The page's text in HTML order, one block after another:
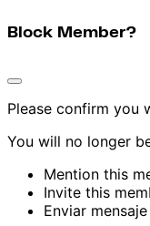
Block Member?
Please confirm you
You will no longer
Mention this
Invite this
Enviar